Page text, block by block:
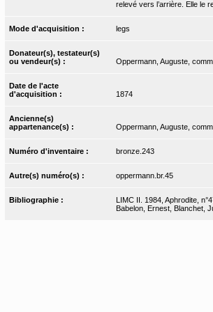
relevé vers l’arrière. Elle le
Mode d'acquisition : legs
Donateur(s), testateur(s)
ou vendeur(s) :
Oppermann, Auguste,
Date de l'acte
d'acquisition :
1874
Ancienne(s)
appartenance(s) :
Oppermann, Auguste,
Numéro d'inventaire : bronze.243
Autre(s) numéro(s) : oppermann.br.45
Bibliographie :
LIMC II. 1984, Aphrodite,
Babelon, Ernest, Blanchet,